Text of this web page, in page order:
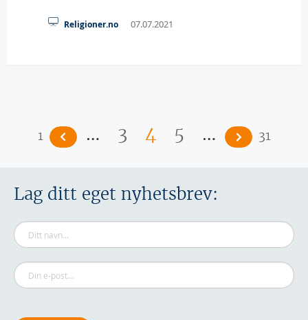
Religioner.no 07.07.2021
1 … 3 4 5 … 31
Lag ditt eget nyhetsbrev: